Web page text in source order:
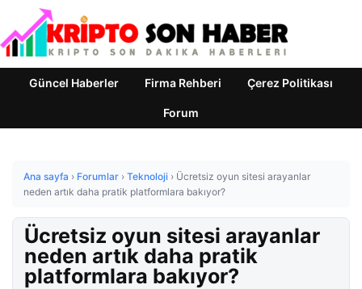
Güncel Haberler Firma Rehberi Çerez Politikası
Forum
Ana sayfa › Forumlar › Teknoloji › Ücretsiz oyun sitesi arayanlar
neden artık daha pratik platformlara bakıyor?
Ücretsiz oyun sitesi arayanlar
neden artık daha pratik
platformlara bakıyor?